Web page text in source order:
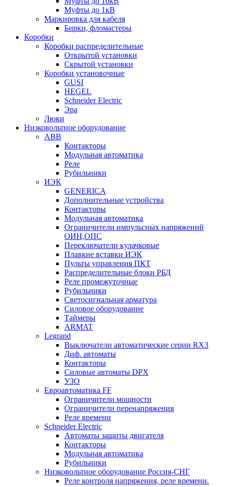
Муфты до 1кВ
Маркировка для кабеля
Бирки, фломастеры
Коробки
Коробки распределительные
Открытой установки
Скрытой установки
Коробки установочные
GUSI
HEGEL
Schneider Electric
Эра
Люки
Низковольтное оборудование
ABB
Контакторы
Модульная автоматика
Реле
Рубильники
ИЭК
GENERICA
Дополнительные устройства
Контакторы
Модульная автоматика
Ограничители импульсных напряжений
ОИН,ОПС
Переключатели кулачковые
Плавкие вставки ИЭК
Пульты управления ПКТ
Распределительные блоки РБД
Реле промежуточные
Рубильники
Светосигнальная арматура
Силовое оборудование
Таймеры
ARMAT
Legrand
Выключатели автоматические серии RX3
Диф. автоматы
Контакторы
Силовые автоматы DPX
УЗО
Евроавтоматика FF
Ограничители мощности
Ограничители перенапряжения
Реле времени
Schneider Electric
Автоматы защиты двигателя
Контакторы
Модульная автоматика
Рубильники
Низковольтное оборудование Россия-СНГ
Реле контроля напряжения, реле времени.